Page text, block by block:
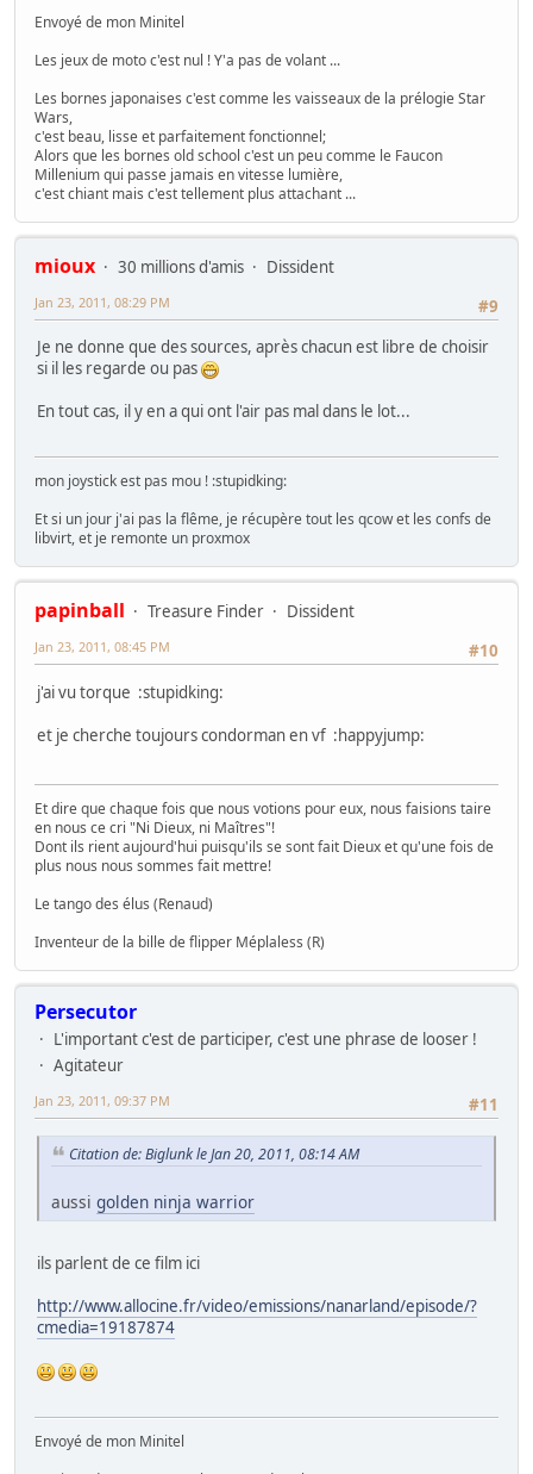
Envoyé de mon Minitel
Les jeux de moto c'est nul ! Y'a pas de volant ...
Les bornes japonaises c'est comme les vaisseaux de la prélogie Star
Wars,
c'est beau, lisse et parfaitement fonctionnel;
Alors que les bornes old school c'est un peu comme le Faucon
Millenium qui passe jamais en vitesse lumière,
c'est chiant mais c'est tellement plus attachant ...
mioux 30 millions d'amis
Dissident
#9
Jan 23, 2011, 08:29 PM
Je ne donne que des sources, après chacun est libre de choisir
si il les regarde ou pas
En tout cas, il y en a qui ont l'air pas mal dans le lot...
mon joystick est pas mou ! :stupidking:
Et si un jour j'ai pas la flême, je récupère tout les qcow et les confs de
libvirt, et je remonte un proxmox
papinball Treasure Finder
Dissident
#10
Jan 23, 2011, 08:45 PM
j'ai vu torque :stupidking:
et je cherche toujours condorman en vf :happyjump:
Et dire que chaque fois que nous votions pour eux, nous faisions taire
en nous ce cri "Ni Dieux, ni Maîtres"!
Dont ils rient aujourd'hui puisqu'ils se sont fait Dieux et qu'une fois de
plus nous nous sommes fait mettre!
Le tango des élus (Renaud)
Inventeur de la bille de flipper Méplaless (R)
Persecutor
L'important c'est de participer, c'est une phrase de looser !
Agitateur
#11
Jan 23, 2011, 09:37 PM
Citation de: Biglunk le Jan 20, 2011, 08:14 AM
aussi golden ninja warrior
ils parlent de ce film ici
http://www.allocine.fr/video/emissions/nanarland/episode/?
cmedia=19187874
Envoyé de mon Minitel